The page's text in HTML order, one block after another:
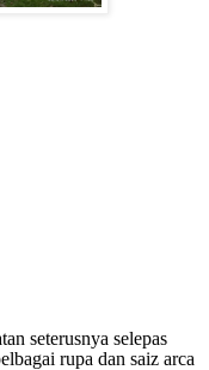
seterusnya selepas
rupa dan saiz arca